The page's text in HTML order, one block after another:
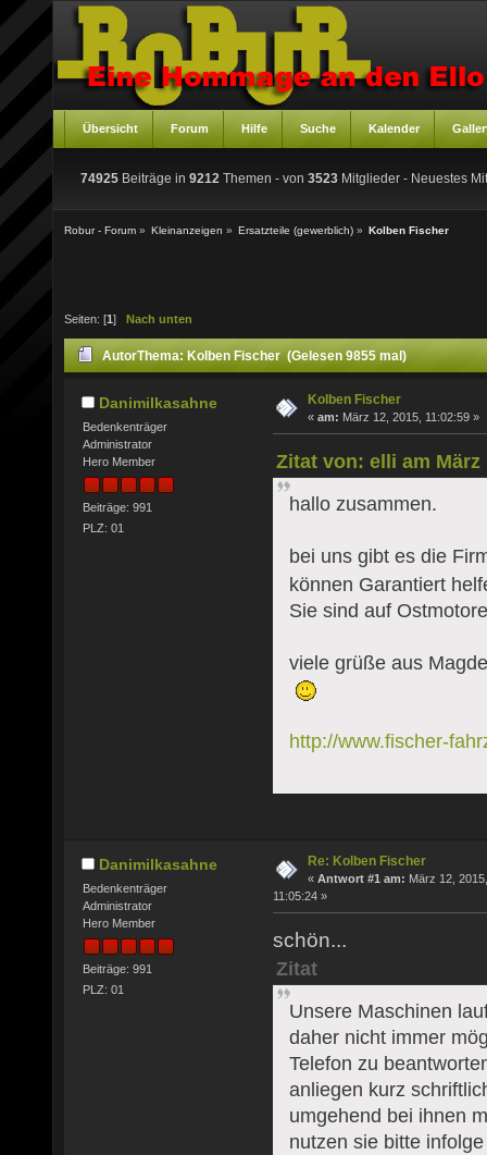
Übersicht Forum Hilfe Suche Kalender
74925 Beiträge in 9212 Themen - von 3523 Mitglieder - Neuestes
Robur - Forum » Kleinanzeigen » Ersatzteile (gewerblich) » Kolben Fischer
Seiten: [1 ] Nach unten
AutorThema: Kolben Fischer (Gelesen 9855 mal)
Danimilkasahne
Bedenkenträger
Administrator
Hero Member
Beiträge: 991
PLZ: 01
Kolben Fischer
« am: März 12, 2015, 11:02:59 »
Zitat von: elli am März
hallo zusammen.
bei uns gibt es die
können Garantiert
Sie sind auf
viele grüße aus
http://www.fischer-
Danimilkasahne
Bedenkenträger
Administrator
Hero Member
Beiträge: 991
PLZ: 01
Re: Kolben Fischer
« Antwort #1 am: März 12, 2015,
11:05:24 »
schön...
Zitat
Unsere Maschinen
daher nicht immer
Telefon zu
anliegen kurz
umgehend bei ihnen
nutzen sie bitte